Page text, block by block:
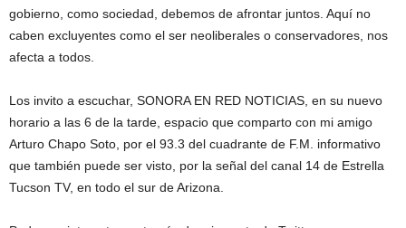
gobierno, como sociedad, debemos de afrontar juntos. Aquí no
caben excluyentes como el ser neoliberales o conservadores, nos
afecta a todos.
Los invito a escuchar, SONORA EN RED NOTICIAS, en su nuevo
horario a las 6 de la tarde, espacio que comparto con mi amigo
Arturo Chapo Soto, por el 93.3 del cuadrante de F.M. informativo
que también puede ser visto, por la señal del canal 14 de Estrella
Tucson TV, en todo el sur de Arizona.